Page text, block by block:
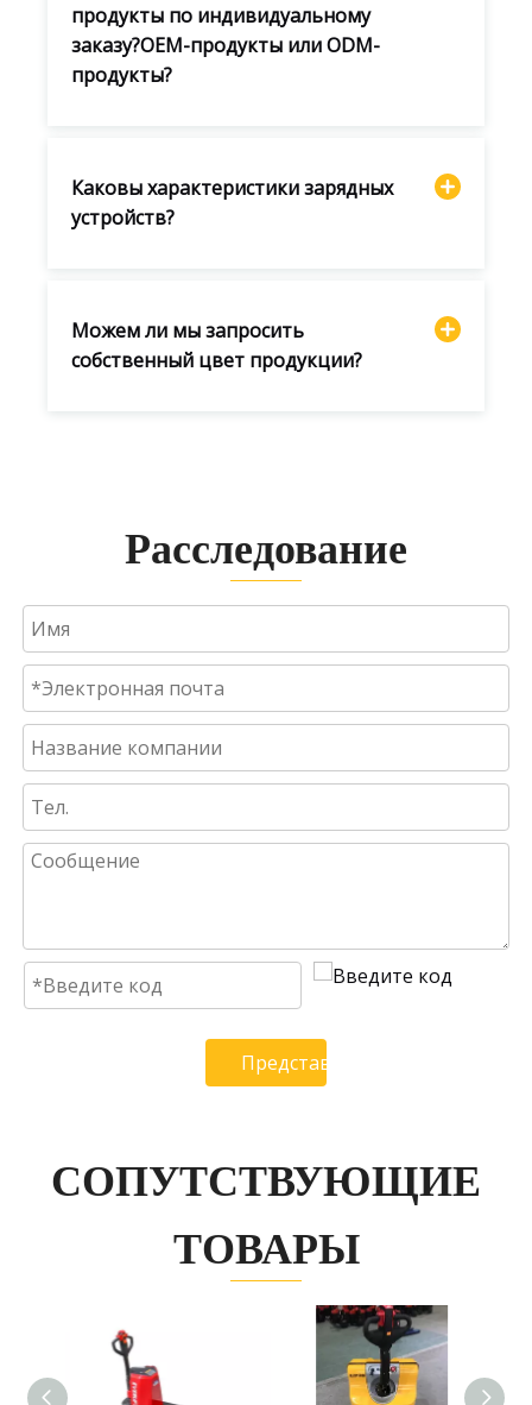
продукты по индивидуальному
заказу?OEM-продукты или ODM-
продукты?
Каковы характеристики зарядных
устройств?
Можем ли мы запросить
собственный цвет продукции?
Расследование
Представлять на
СОПУТСТВУЮЩИЕ
ТОВАРЫ